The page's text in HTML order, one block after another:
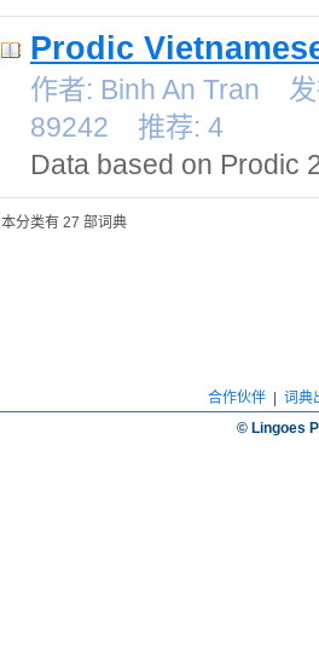
Prodic
作者: Binh An Tran
89242 推荐: 4
Data based on Prodic
本分类有 27 部词典
合作伙伴| 词典
© Lingoes